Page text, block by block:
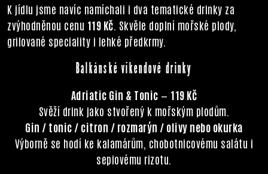
K jídlu jsme navíc namíchali i dva tematické drinky za
zvýhodněnou cenu 119 Kč . Skvěle doplní mořské plody,
grilované speciality i lehké předkrmy.
Balkánské víkendové drinky
Adriatic Gin & Tonic — 119 Kč
Svěží drink jako stvořený k mořským plodům.
Gin / tonic / citron / rozmarýn / olivy nebo okurka
Výborně se hodí ke kalamárům, chobotnicovému salátu i
sepiovému rizotu.